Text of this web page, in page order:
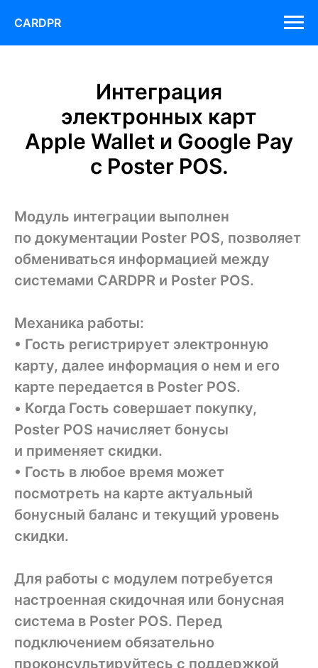
CARDPR
Интеграция
электронных карт
Apple Wallet и Google Pay
с Poster POS.
Модуль интеграции выполнен
по документации Poster POS, позволяет
обмениваться информацией между
системами CARDPR и Poster POS.
Механика работы:
• Гость регистрирует электронную
карту, далее информация о нем и его
карте передается в Poster POS.
• Когда Гость совершает покупку,
Poster POS начисляет бонусы
и применяет скидки.
• Гость в любое время может
посмотреть на карте актуальный
бонусный баланс и текущий уровень
скидки.
Для работы с модулем потребуется
настроенная скидочная или бонусная
система в Poster POS. Перед
подключением обязательно
проконсультируйтесь с поддержкой